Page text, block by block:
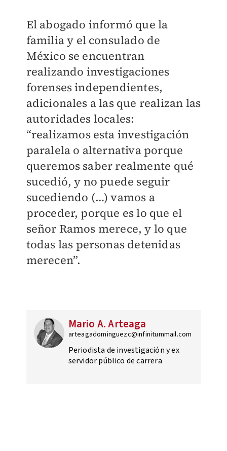
El abogado informó que la
familia y el consulado de
México se encuentran
realizando investigaciones
forenses independientes,
adicionales a las que realizan las
autoridades locales:
“realizamos esta investigación
paralela o alternativa porque
queremos saber realmente qué
sucedió, y no puede seguir
sucediendo (…) vamos a
proceder, porque es lo que el
señor Ramos merece, y lo que
todas las personas detenidas
merecen”.
Mario A. Arteaga
arteagadominguezc@infinitummail.com
Periodista de investigación y ex
servidor público de carrera